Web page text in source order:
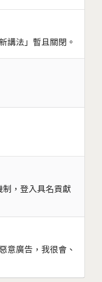
講法」暫且關閉。
，登入具名貢獻
意廣告，我很會、